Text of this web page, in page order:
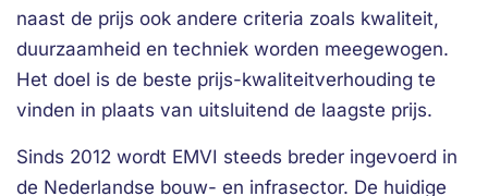
naast de prijs ook andere criteria zoals kwaliteit,
duurzaamheid en techniek worden meegewogen.
Het doel is de beste prijs-kwaliteitverhouding te
vinden in plaats van uitsluitend de laagste prijs.
Sinds 2012 wordt EMVI steeds breder ingevoerd in
de Nederlandse bouw- en infrasector. De huidige